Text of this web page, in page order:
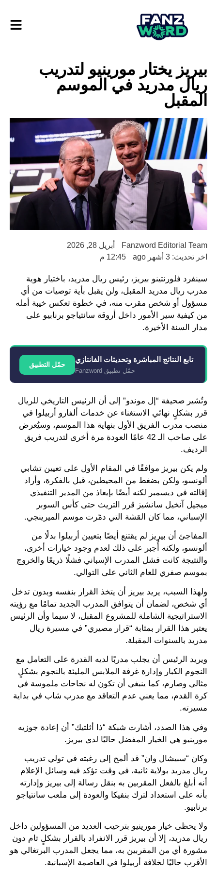
بيريز يختار مورينيو لتدريب
ريال مدريد في الموسم
المقبل
Fanzword Editorial Team
أبريل 28, 2026
اخر تحديث: 3 أشهر ago
12:45 م
سينفرد فلورنتينو بيريز، رئيس ريال مدريد، باختيار هوية
مدرب ريال مدريد المقبل، ولن يقبل بأية توصيات من أي
مسؤول أو شخص مقرب منه، في خطوة تعكس خيبة أمله
من كيفية سير الأمور داخل أروقة سانتياجو برنابيو على
مدار السنة الأخيرة.
تابع النتائج المباشرة وتحديثات الفانتازي
حمّل تطبيق Fanzword
حمّل التطبيق
وتُشير صحيفة “إل موندو” إلى أن الرئيس التاريخي للريال
قرر بشكلٍ نهائي الاستغناء عن خدمات ألفارو أربيلوا في
منصب مدرب الفريق الأول بنهاية هذا الموسم، وسيُعرض
على صاحب الـ 42 عامًا العودة مرة أخرى لتدريب فريق
الرديف.
ولم يكن بيريز موافقًا في المقام الأول على تعيين تشابي
ألونسو، ولكن بضغط من المحيطين، قبل بالفكرة، وأراد
إقالته في ديسمبر لكنه أيضًا بإيعاذ من المدير التنفيذي
ميجيل آنخيل سانشيز قرر التريث حتى كأس السوبر
الإسباني، مما كان القشة التي دمّرت موسم الميرينجي.
المفاجئ أن بيريز لم يقتنع أيضًا بتعيين أربيلوا بدلًا من
ألونسو، ولكنه أُجبر على ذلك لعدم وجود خيارات أخرى،
والنتيجة كانت فشل المدرب الإسباني فشلًا ذريعًا والخروج
بموسم صفري للعام الثاني على التوالي.
ولهذا السبب، يريد بيريز أن يتخذ القرار بنفسه وبدون تدخل
أي شخص، لضمان أن يتوافق المدرب الجديد تمامًا مع رؤيته
الاستراتيجية الشاملة للمشروع المقبل، لا سيما وأن الرئيس
يعتبر هذا القرار بمثابة “قرار مصيري” في مسيرة ريال
مدريد بالسنوات المقبلة.
ويريد الرئيس أن يجلب مدربًا لديه القدرة على التعامل مع
النجوم الكبار وإدارة غرفة الملابس المليئة بالنجوم بشكلٍ
مثالي وصارم، كما ينبغي أن تكون له نجاحات ملموسة في
كرة القدم، مما يعني عدم التعاقد مع مدرب شاب في بداية
مسيرته.
وفي هذا الصدد، أشارت شبكة “ذا أثلتيك” أن إعادة جوزيه
مورينيو هي الخيار المفضل حاليًا لدى بيريز.
وكان “سبيشال وان” قد ألمح إلى رغبته في تولي تدريب
ريال مدريد بولاية ثانية، في وقت تؤكد فيه وسائل الإعلام
أنه أبلغ بالفعل المقربين به بنقل رسالة إلى بيريز وإدارته
بأنه على استعداد لترك بنفيكا والعودة إلى ملعب سانتياجو
برنابيو.
ولا يحظى خيار مورينيو بترحيب العديد من المسؤولين داخل
ريال مدريد، إلا أن بيريز قرر الانفراد بالقرار بشكلٍ تام دون
مشورة أي من المقربين به، مما يجعل المدرب البرتغالي هو
الأقرب حاليًا لخلافة أربيلوا في العاصمة الإسبانية.